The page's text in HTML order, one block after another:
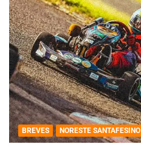
BREVES NORESTE SANTAFESINO